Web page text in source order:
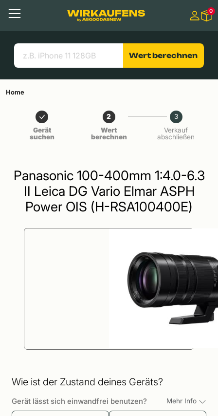
Menü
Suchen
Nützliche Links
0
Wert berechnen
Home
Gerät
suchen
2
Wert
berechnen
3
Verkauf
abschließen
Panasonic 100-400mm 1:4.0-6.3
II Leica DG Vario Elmar ASPH
Power OIS (H-RSA100400E)
Wie ist der Zustand deines Geräts?
Gerät lässt sich einwandfrei benutzen? Mehr Info